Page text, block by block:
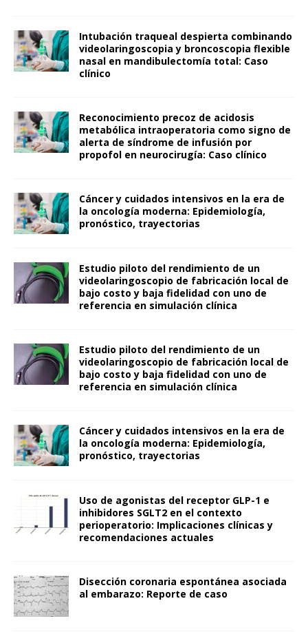
Intubación traqueal despierta combinando
videolaringoscopia y broncoscopia flexible
nasal en mandibulectomía total: Caso
clínico
Reconocimiento precoz de acidosis
metabólica intraoperatoria como signo de
alerta de síndrome de infusión por
propofol en neurocirugía: Caso clínico
Cáncer y cuidados intensivos en la era de
la oncología moderna: Epidemiología,
pronóstico, trayectorias
Estudio piloto del rendimiento de un
videolaringoscopio de fabricación local de
bajo costo y baja fidelidad con uno de
referencia en simulación clínica
Estudio piloto del rendimiento de un
videolaringoscopio de fabricación local de
bajo costo y baja fidelidad con uno de
referencia en simulación clínica
Cáncer y cuidados intensivos en la era de
la oncología moderna: Epidemiología,
pronóstico, trayectorias
Uso de agonistas del receptor GLP-1 e
inhibidores SGLT2 en el contexto
perioperatorio: Implicaciones clínicas y
recomendaciones actuales
Disección coronaria espontánea asociada
al embarazo: Reporte de caso